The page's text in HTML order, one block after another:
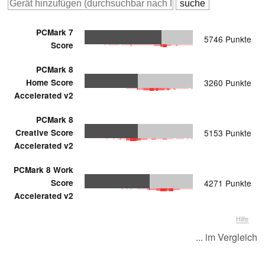
PCMark 7
Score
5746 Punkte
PCMark 8
Home Score
Accelerated v2
3260 Punkte
PCMark 8
Creative Score
Accelerated v2
5153 Punkte
PCMark 8 Work
Score
Accelerated v2
4271 Punkte
Hilfe
... im Vergleich